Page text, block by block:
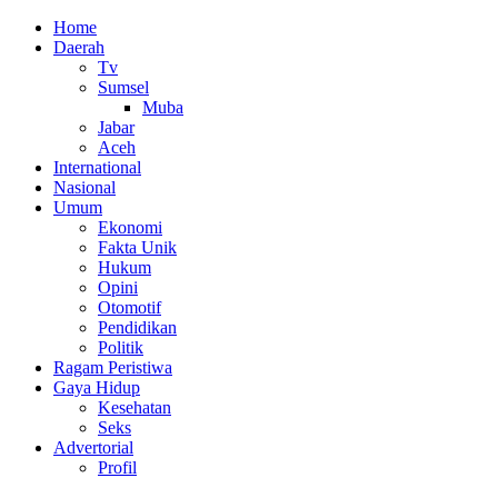
Home
Daerah
Tv
Sumsel
Muba
Jabar
Aceh
International
Nasional
Umum
Ekonomi
Fakta Unik
Hukum
Opini
Otomotif
Pendidikan
Politik
Ragam Peristiwa
Gaya Hidup
Kesehatan
Seks
Advertorial
Profil